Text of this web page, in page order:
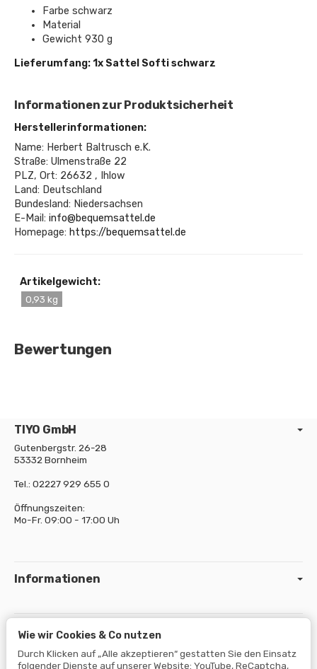
Farbe schwarz
Material
Gewicht 930 g
Lieferumfang: 1x Sattel Softi schwarz
Informationen zur Produktsicherheit
Herstellerinformationen:
Name: Herbert Baltrusch e.K.
Straße: Ulmenstraße 22
PLZ, Ort: 26632 , Ihlow
Land: Deutschland
Bundesland: Niedersachsen
E-Mail: info@bequemsattel.de
Homepage: https://bequemsattel.de
Artikelgewicht:
0,93 kg
Bewertungen
TIYO GmbH
Gutenbergstr. 26-28
53332 Bornheim
Tel.: 02227 929 655 0
Öffnungszeiten:
Mo-Fr. 09:00 - 17:00 Uh
Informationen
Gesetzliche Informationen
Wie wir Cookies & Co nutzen
Durch Klicken auf „Alle akzeptieren“ gestatten Sie den Einsatz
folgender Dienste auf unserer Website: YouTube, ReCaptcha,